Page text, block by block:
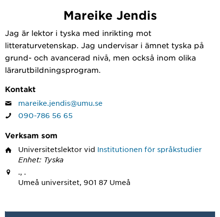
Mareike Jendis
Jag är lektor i tyska med inrikting mot
litteraturvetenskap. Jag undervisar i ämnet tyska på
grund- och avancerad nivå, men också inom olika
lärarutbildningsprogram.
Kontakt
mareike.jendis@umu.se
090-786 56 65
Verksam som
Universitetslektor vid Institutionen för språkstudier
Enhet: Tyska
., .
Umeå universitet, 901 87 Umeå